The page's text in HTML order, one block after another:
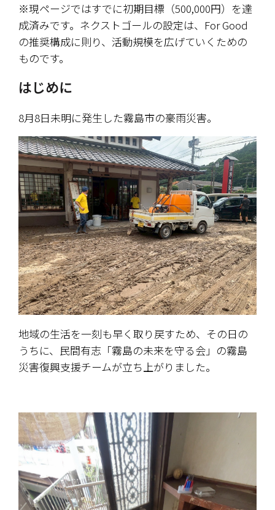
※現ページではすでに初期目標（500,000円）を達
成済みです。ネクストゴールの設定は、For Good
の推奨構成に則り、活動規模を広げていくための
ものです。
はじめに
8月8日未明に発生した霧島市の豪雨災害。
地域の生活を一刻も早く取り戻すため、その日の
うちに、民間有志「霧島の未来を守る会」の霧島
災害復興支援チームが立ち上がりました。